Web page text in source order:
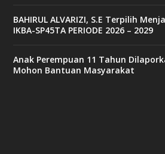
BAHIRUL ALVARIZI, S.E Terpilih
IKBA-SP45TA PERIODE 2026 – 2029
Anak Perempuan 11 Tahun
Mohon Bantuan Masyarakat